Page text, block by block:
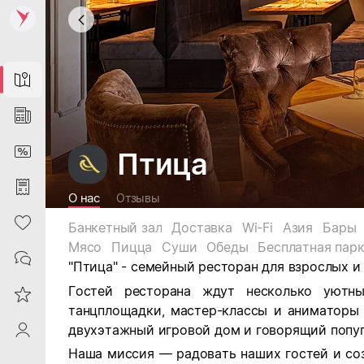
Map
News
DiscountCard
Purchases
Heart
Contacts
Reviews
ProfileSaby
Птица
О нас Отзывы
Банкетный зал Доставка Wi-Fi Азия
Бары
Мясо
Пицца Суши Обеды
Бесплатная
"Птица" - семейный ресторан для взрослых и
Гостей ресторана ждут несколько
танцплощадки, мастер-классы и
двухэтажный игровой дом и говорящий
Наша миссия — радовать наших гостей и